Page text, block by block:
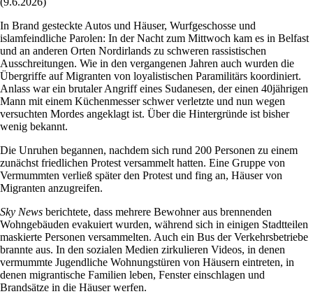
In Brand gesteckte Autos und Häuser, Wurfgeschosse und
islamfeindliche Parolen: In der Nacht zum Mittwoch kam es in Belfast
und an anderen Orten Nordirlands zu schweren rassistischen
Ausschreitungen. Wie in den vergangenen Jahren auch wurden die
Übergriffe auf Migranten von loyalistischen Paramilitärs koordiniert.
Anlass war ein brutaler Angriff eines Sudanesen, der einen 40jährigen
Mann mit einem Küchenmesser schwer verletzte und nun wegen
versuchten Mordes angeklagt ist. Über die Hintergründe ist bisher
wenig bekannt.
Die Unruhen begannen, nachdem sich rund 200 Personen zu einem
zunächst friedlichen Protest versammelt hatten. Eine Gruppe von
Vermummten verließ später den Protest und fing an, Häuser von
Migranten anzugreifen.
Sky News berichtete, dass mehrere Bewohner aus brennenden
Wohngebäuden evakuiert wurden, während sich in einigen Stadtteilen
maskierte Personen versammelten. Auch ein Bus der Verkehrsbetriebe
brannte aus. In den sozialen Medien zirkulieren Videos, in denen
vermummte Jugendliche Wohnungstüren von Häusern eintreten, in
denen migrantische Familien leben, Fenster einschlagen und
Brandsätze in die Häuser werfen.